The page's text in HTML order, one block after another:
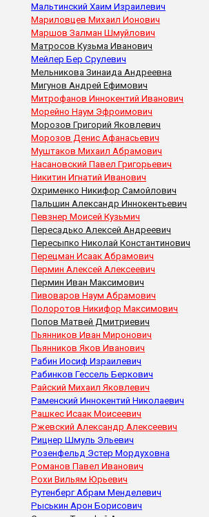
Мальтинский Хаим Израилевич
Мариловцев Михаил Ионович
Маршов Залман Шмуйлович
Матросов Кузьма Иванович
Мейлер Бер Срулевич
Мельникова Зинаида Андреевна
Мигунов Андрей Ефимович
Митрофанов Иннокентий Иванович
Морейно Наум Эфроимович
Морозов Григорий Яковлевич
Морозов Денис Афанасьевич
Муштаков Михаил Абрамович
Насановский Павел Григорьевич
Никитин Игнатий Иванович
Охрименко Никифор Самойлович
Пальшин Александр Иннокентьевич
Певзнер Моисей Кузьмич
Пересадько Алексей Андреевич
Пересыпко Николай Константинович
Перецман Исаак Абрамович
Пермин Алексей Алексеевич
Пермин Иван Максимович
Пивоваров Наум Абрамович
Полоротов Никифор Максимович
Попов Матвей Дмитриевич
Пьянников Иван Миронович
Пьянников Яков Иванович
Рабин Иосиф Израилевич
Рабинков Гессель Беркович
Райский Михаил Яковлевич
Раменский Иннокентий Николаевич
Рашкес Исаак Моисеевич
Ржевский Александр Алексеевич
Рицнер Шмуль Эльевич
Розенфельд Эстер Мордуховна
Романов Павел Иванович
Рохи Вильям Юрьевич
Рутенберг Абрам Менделевич
Рыськин Арон Борисович